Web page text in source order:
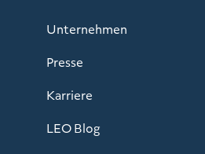
Unternehmen
Presse
Karriere
LEO Blog